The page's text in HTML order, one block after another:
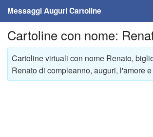
Messaggi Auguri Cartoline
Home
Messaggi
Cartoline
Cartoline con nome:
Cartoline virtuali con nome Renato,
Renato di compleanno, auguri, l'amore